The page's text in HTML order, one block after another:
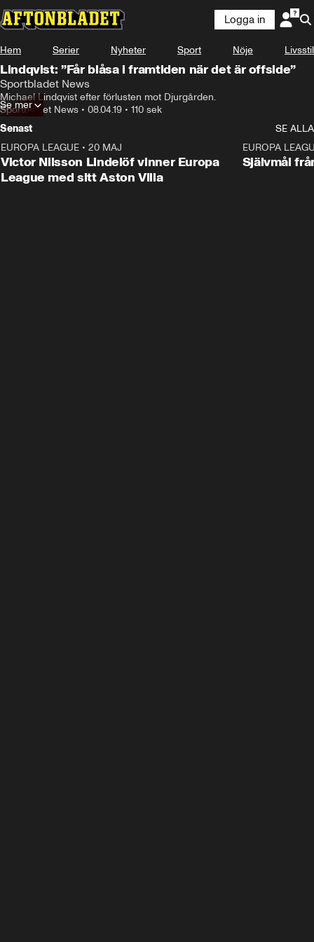
Logga in
Hem Serier Nyheter Sport Nöje Livsstil
Lindqvist: ”Får blåsa i framtiden när det är offside”
Sportbladet News
Michael Lindqvist efter förlusten mot Djurgården.
Sportbladet News • 08.04.19 • 110 sek
Se mer
Senast
SE ALLA
EUROPA LEAGUE • 20 MAJ
Victor Nilsson Lindelöf vinner Europa
League med sitt Aston Villa
EUROPA
Självmål